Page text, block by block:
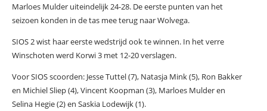
Marloes Mulder uiteindelijk 24-28. De eerste punten van het
seizoen konden in de tas mee terug naar Wolvega.
SIOS 2 wist haar eerste wedstrijd ook te winnen. In het verre
Winschoten werd Korwi 3 met 12-20 verslagen.
Voor SIOS scoorden: Jesse Tuttel (7), Natasja Mink (5), Ron Bakker
en Michiel Sliep (4), Vincent Koopman (3), Marloes Mulder en
Selina Hegie (2) en Saskia Lodewijk (1).